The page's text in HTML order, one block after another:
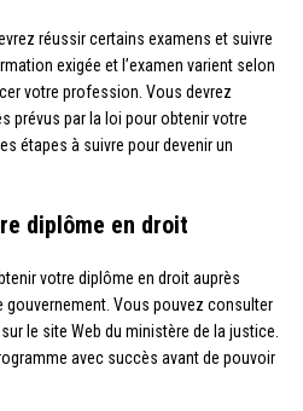
réussir certains examens et suivre
exigée et l’examen varient selon
votre profession. Vous devrez
prévus par la loi pour obtenir votre
étapes à suivre pour devenir un
diplôme en droit
votre diplôme en droit auprès
gouvernement. Vous pouvez consulter
le site Web du ministère de la justice.
avec succès avant de pouvoir